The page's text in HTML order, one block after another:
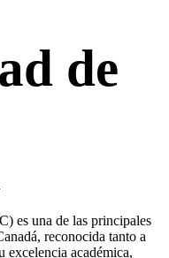
de
es una de las principales
reconocida tanto a
excelencia académica,